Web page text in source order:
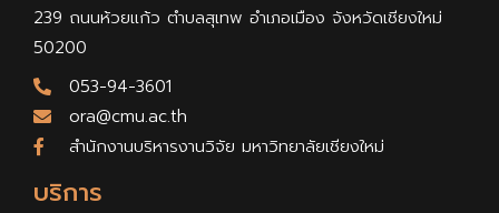
บริการ
239 ถนนห้วยแก้ว ตำบลสุเทพ อำเภอเมือง จังหวัดเชียงใหม่
50200
053-94-3601
ora@cmu.ac.th
สำนักงานบริหารงานวิจัย มหาวิทยาลัยเชียงใหม่